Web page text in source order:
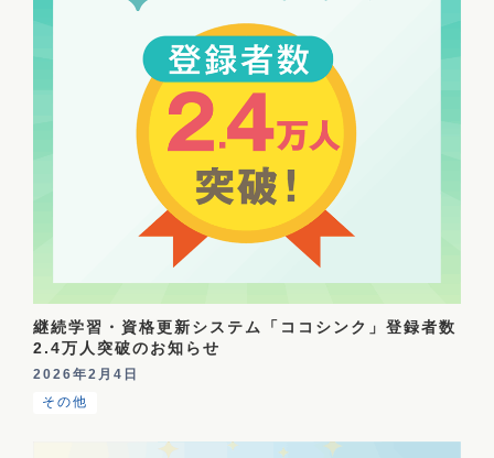
継続学習・資格更新システム「ココシンク」登録者数
2.4万人突破のお知らせ
2026年2月4日
その他